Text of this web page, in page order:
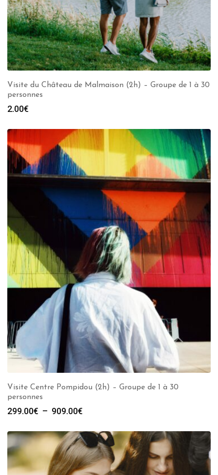
Visite du Château de Malmaison (2h) – Groupe de 1 à 30
personnes
2.00€
Visite Centre Pompidou (2h) – Groupe de 1 à 30
personnes
299.00€ – 909.00€
prix :
299.00€
à
909.00€